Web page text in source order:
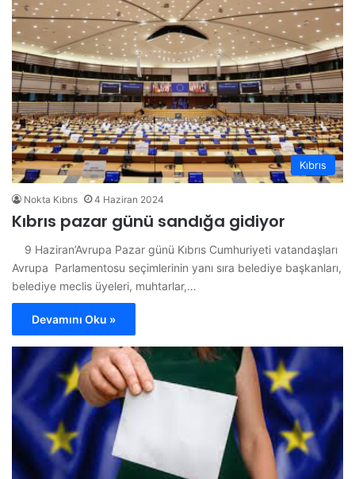
Kıbrıs
Nokta Kıbrıs 4 Haziran 2024
Kıbrıs pazar günü sandığa gidiyor
9 Haziran’Avrupa Pazar günü Kıbrıs Cumhuriyeti vatandaşları
Avrupa Parlamentosu seçimlerinin yanı sıra belediye başkanları,
belediye meclis üyeleri, muhtarlar,…
Devamını Oku »